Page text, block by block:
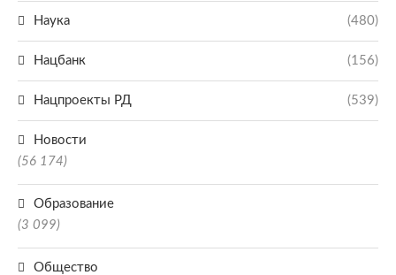
Наука (480)
Нацбанк (156)
Нацпроекты РД (539)
Новости
(56 174)
Образование
(3 099)
Общество